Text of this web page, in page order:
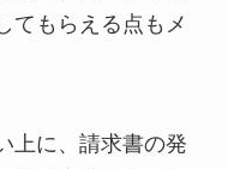
てもらえる点もメ
上に、請求書の発